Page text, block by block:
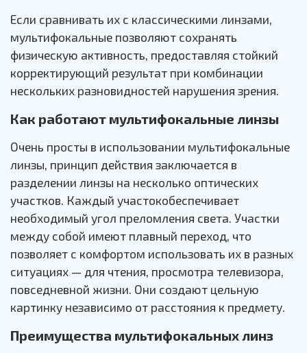
Если сравнивать их с классическими линзами,
мультифокальные позволяют сохранять
физическую активность, предоставляя стойкий
корректирующий результат при комбинации
нескольких разновидностей нарушения зрения.
Как работают мультифокальные линзы
Очень просты в использовании мультифокальные
линзы, принцип действия заключается в
разделении линзы на несколько оптических
участков. Каждый участокобеспечивает
необходимый угол преломления света. Участки
между собой имеют плавный переход, что
позволяет с комфортом использовать их в разных
ситуациях — для чтения, просмотра телевизора,
повседневной жизни. Они создают цельную
картинку независимо от расстояния к предмету.
Преимущества мультифокальных линз